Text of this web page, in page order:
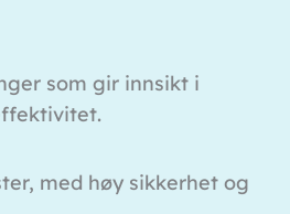
som gir innsikt i
med høy sikkerhet og